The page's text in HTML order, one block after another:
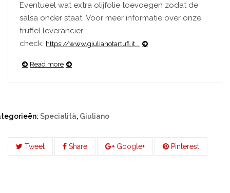
Eventueel wat extra olijfolie toevoegen zodat de
salsa onder staat. Voor meer informatie over onze
truffel leverancier
check: https://www.giulianotartufi.it...
Read more
Specialità, Giuliano
Tweet Share Google+ Pinterest